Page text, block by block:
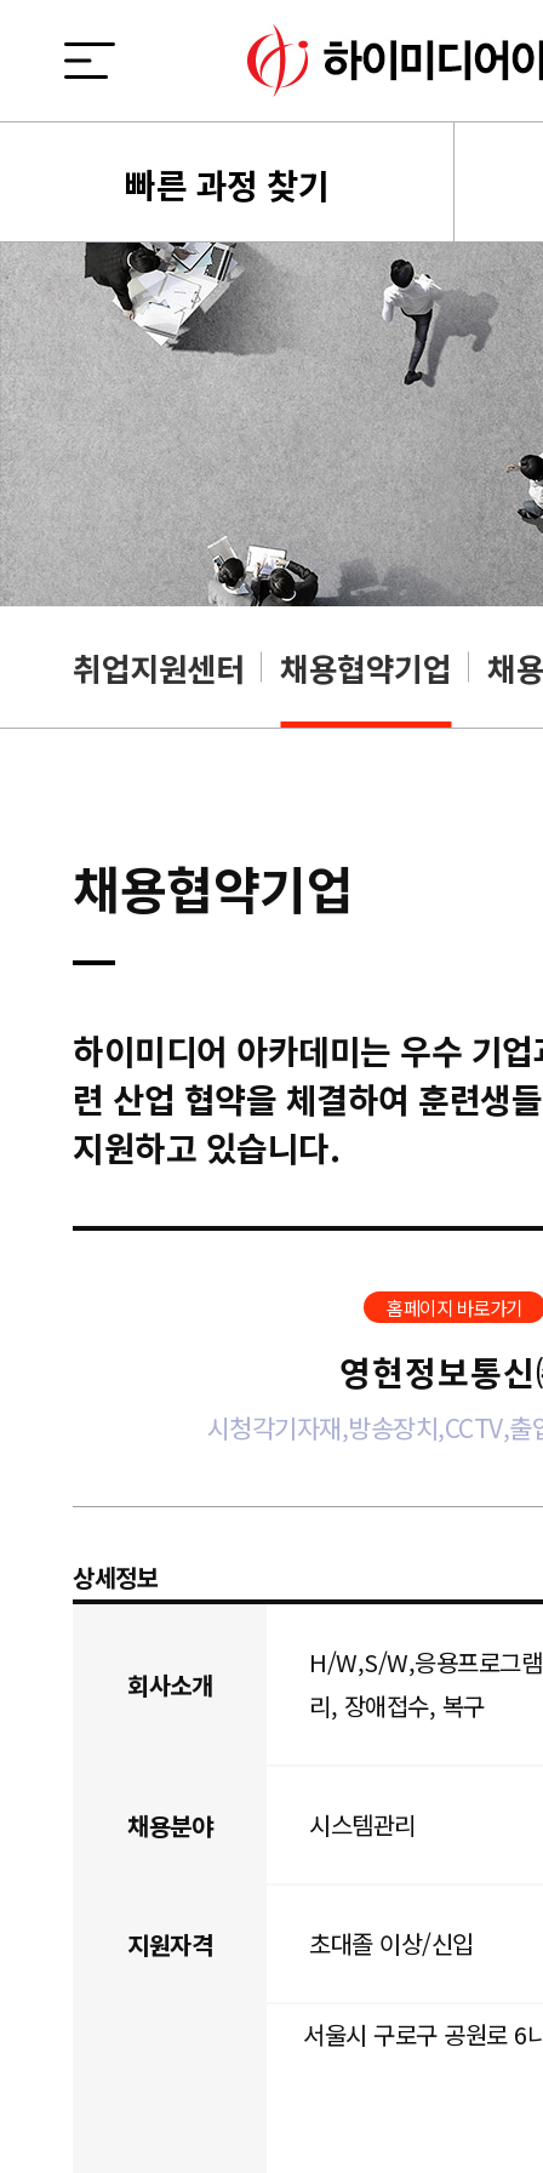
빠른 과정 찾기
취업지원센터 채용협약기업 채
채용협약기업
하이미디어 아카데미는 우수 기
련 산업 협약을 체결하여 훈련생
지원하고 있습니다.
홈페이지 바로가기
영현정보통
시청각기자재,방송장치,CCTV,
상세정보
회사소개
H/W,S/W,응용프로그
리, 장애접수, 복구
채용분야 시스템관리
지원자격 초대졸 이상/신입
서울시 구로구 공원로 6